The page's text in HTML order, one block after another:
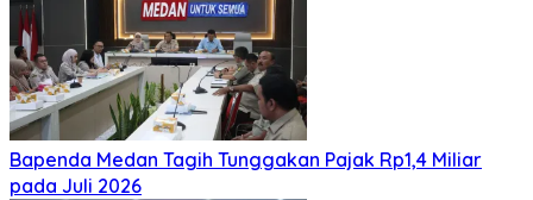
Bapenda Medan Tagih Tunggakan Pajak Rp1,4 Miliar
pada Juli 2026